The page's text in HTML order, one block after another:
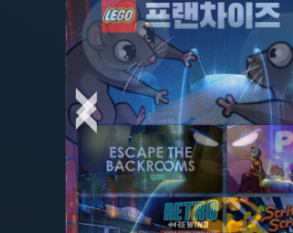
-50%
-60%